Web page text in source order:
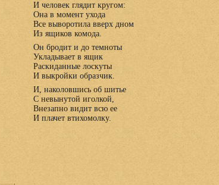
И человек глядит кругом:
Она в момент ухода
Все выворотила вверх дном
Из ящиков комода.
Он бродит и до темноты
Укладывает в ящик
Раскиданные лоскуты
И выкройки образчик.
И, наколовшись об шитье
С невынутой иголкой,
Внезапно видит всю ее
И плачет втихомолку.